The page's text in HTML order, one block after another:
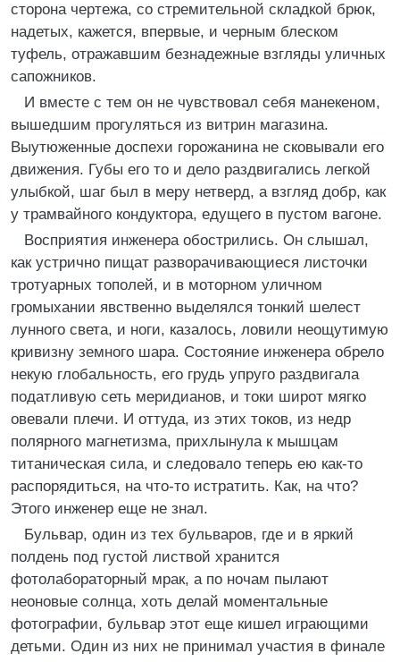
сторона чертежа, со стремительной складкой брюк,
надетых, кажется, впервые, и черным блеском
туфель, отражавшим безнадежные взгляды уличных
сапожников.
И вместе с тем он не чувствовал себя манекеном,
вышедшим прогуляться из витрин магазина.
Выутюженные доспехи горожанина не сковывали его
движения. Губы его то и дело раздвигались легкой
улыбкой, шаг был в меру нетверд, а взгляд добр, как
у трамвайного кондуктора, едущего в пустом вагоне.
Восприятия инженера обострились. Он слышал,
как устрично пищат разворачивающиеся листочки
тротуарных тополей, и в моторном уличном
громыхании явственно выделялся тонкий шелест
лунного света, и ноги, казалось, ловили неощутимую
кривизну земного шара. Состояние инженера обрело
некую глобальность, его грудь упруго раздвигала
податливую сеть меридианов, и токи широт мягко
овевали плечи. И оттуда, из этих токов, из недр
полярного магнетизма, прихлынула к мышцам
титаническая сила, и следовало теперь ею как-то
распорядиться, на что-то истратить. Как, на что?
Этого инженер еще не знал.
Бульвар, один из тех бульваров, где и в яркий
полдень под густой листвой хранится
фотолабораторный мрак, а по ночам пылают
неоновые солнца, хоть делай моментальные
фотографии, бульвар этот еще кишел играющими
детьми. Один из них не принимал участия в финале